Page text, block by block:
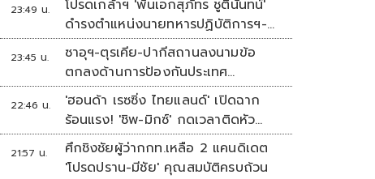
23:49 น.
โปรดเกล้าฯ 'พันเอกสุภัทร ชูตินันทน์'
ดำรงตำแหน่งนายทหารปฏิบัติการฯ-
พระราชทานยศ 'พลตรี'
23:45 น.
ซาอุฯ-ตุรเคีย-ปากีสถานลงนามข้อ
ตกลงด้านการป้องกันประเทศ
ท่ามกลางสงครามในภูมิภาค
22:46 น.
'ฮอนด้า เรซซิ่ง ไทยแลนด์' เปิดฉาก
ร้อนแรง! 'ชิพ-มิกซ์' กดเวลาติดหัว
แถว ARRC สนาม 4 ที่มัลดาลิกา
21:57 น.
ศึกชิงชัยผู้ว่ากกท.เหลือ 2 แคนดิเดต
'โปรดปราน-มีชัย' คุณสมบัติครบถ้วน